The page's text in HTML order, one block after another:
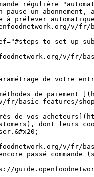
régulière
pause un
prélever
v/fr/
to-set-up-
v/fr/
de votre
de paiement
basic-features/
de vos
dont leurs
v/fr/
passé